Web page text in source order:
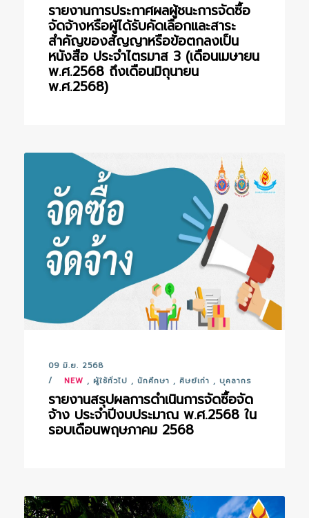
รายงานการประกาศผลผู้ชนะการจัดซื้อ
จัดจ้างหรือผู้ได้รับคัดเลือกและสาระ
สำคัญของสัญญาหรือข้อตกลงเป็น
หนังสือ ประจำไตรมาส 3 (เดือนเมษายน
พ.ศ.2568 ถึงเดือนมิถุนายน
พ.ศ.2568)
09 มิ.ย. 2568
NEW , ผู้ใช้ทั่วไป , นักศึกษา , ศิษย์เก่า , บุคลากร
รายงานสรุปผลการดำเนินการจัดซื้อจัด
จ้าง ประจำปีงบประมาณ พ.ศ.2568 ใน
รอบเดือนพฤษภาคม 2568